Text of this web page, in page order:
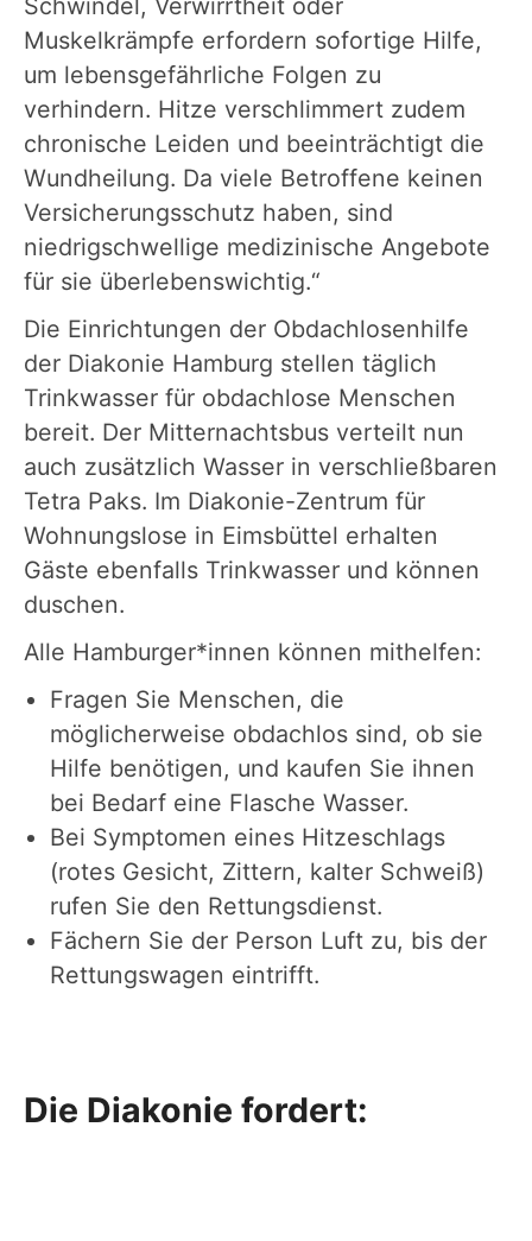
Schwindel, Verwirrtheit oder
Muskelkrämpfe erfordern sofortige Hilfe,
um lebensgefährliche Folgen zu
verhindern. Hitze verschlimmert zudem
chronische Leiden und beeinträchtigt die
Wundheilung. Da viele Betroffene keinen
Versicherungsschutz haben, sind
niedrigschwellige medizinische Angebote
für sie überlebenswichtig.“
Die Einrichtungen der Obdachlosenhilfe
der Diakonie Hamburg stellen täglich
Trinkwasser für obdachlose Menschen
bereit. Der Mitternachtsbus verteilt nun
auch zusätzlich Wasser in verschließbaren
Tetra Paks. Im Diakonie-Zentrum für
Wohnungslose in Eimsbüttel erhalten
Gäste ebenfalls Trinkwasser und können
duschen.
Alle Hamburger*innen können mithelfen:
Fragen Sie Menschen, die
möglicherweise obdachlos sind, ob sie
Hilfe benötigen, und kaufen Sie ihnen
bei Bedarf eine Flasche Wasser.
Bei Symptomen eines Hitzeschlags
(rotes Gesicht, Zittern, kalter Schweiß)
rufen Sie den Rettungsdienst.
Fächern Sie der Person Luft zu, bis der
Rettungswagen eintrifft.
Die Diakonie fordert: